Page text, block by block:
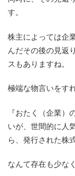
す。
株主によっては企
んだその後の見返
スもありますね。
極端な物言いをす
『おたく（企業）
いが、世間的に人
ら、発行された株
なんて存在も少な